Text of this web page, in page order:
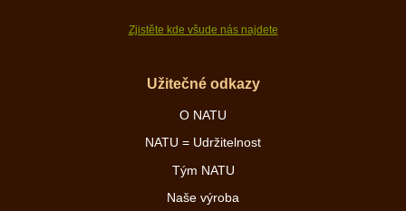
Zjistěte kde všude nás najdete
Užitečné odkazy
O NATU
NATU = Udržitelnost
Tým NATU
Naše výroba